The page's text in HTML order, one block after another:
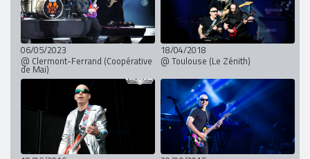
06/05/2023
@ Clermont-Ferrand (Coopérative
de Mai)
18/04/2018
@ Toulouse (Le Zénith)